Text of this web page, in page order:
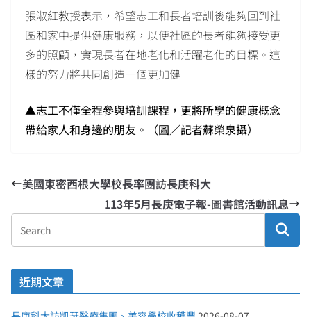
張淑紅教授表示，希望志工和長者培訓後能夠回到社
區和家中提供健康服務，以便社區的長者能夠接受更
多的照顧，實現長者在地老化和活躍老化的目標。這
樣的努力將共同創造一個更加健
▲志工不僅全程參與培訓課程，更將所學的健康概念
帶給家人和身邊的朋友。（圖／記者蘇榮泉攝）
美國東密西根大學校長率團訪長庚科大
113年5月長庚電子報-圖書館活動訊息
近期文章